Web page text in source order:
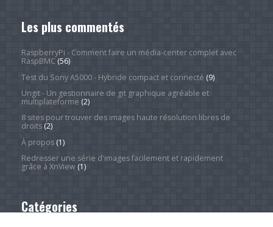
Les plus commentés
RaspberryPi - Comment faire un média-center complet avec
RaspBMC(56)
Test du Sony A5000 - Hybride compact et connecté (9)
Ungit - Un gestionnaire de git graphique agréable et
multiplateforme (2)
8 sites pour trouver des images haute résolution libres de
droits(2)
À propos(1)
Redresser une série d'images facilement et rapidement
grâce à XnView(1)
Catégories